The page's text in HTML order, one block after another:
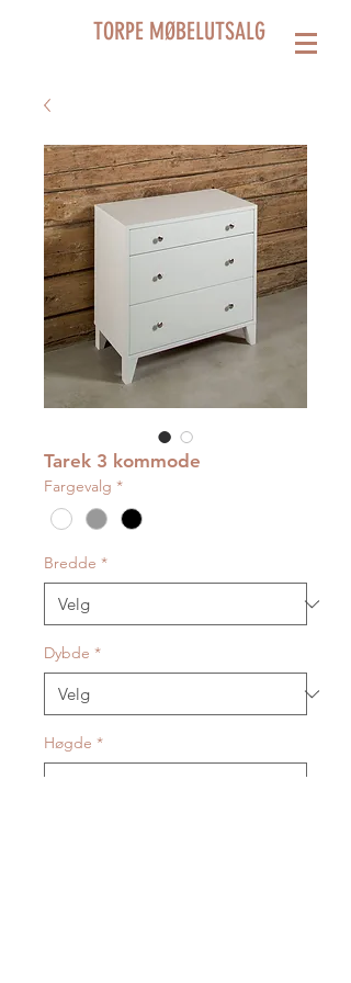
TORPE MØBELUTSALG
Tarek 3 kommode
Fargevalg *
Bredde *
Dybde *
Høgde *